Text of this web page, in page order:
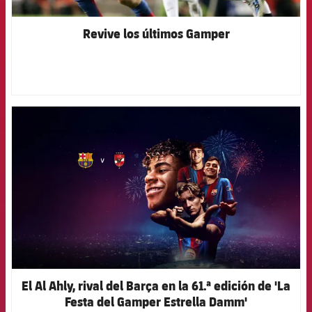
Revive los últimos Gamper
El Al Ahly, rival del Barça en la 61.ª edición de 'La
Festa del Gamper Estrella Damm'